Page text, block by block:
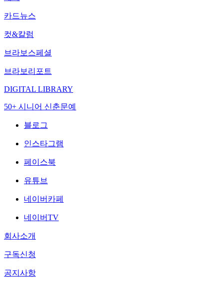
카드뉴스
컷&칼럼
브라보스페셜
브라보리포트
DIGITAL LIBRARY
50+ 시니어 신춘문예
블로그
인스타그램
페이스북
유튜브
네이버카페
네이버TV
회사소개
구독신청
공지사항